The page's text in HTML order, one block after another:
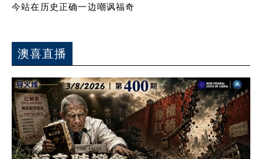
今站在历史正确一边嘲讽福奇
澳喜直播